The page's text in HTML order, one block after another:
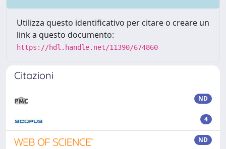
Utilizza questo identificativo per citare o creare un
link a questo documento:
https://hdl.handle.net/11390/674860
Citazioni
ND
4
ND